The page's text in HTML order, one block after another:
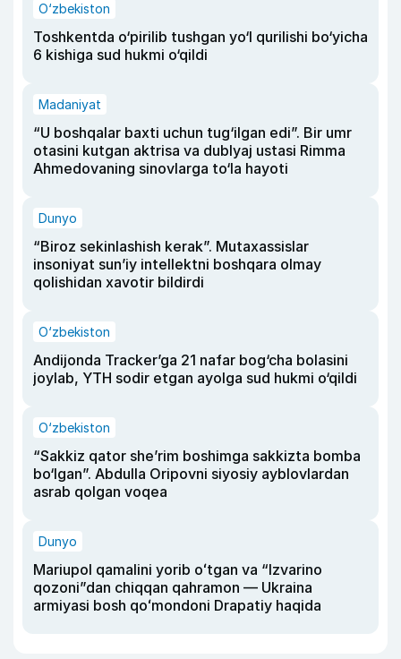
O‘zbekiston
Toshkentda o‘pirilib tushgan yo‘l qurilishi bo‘yicha
6 kishiga sud hukmi o‘qildi
Madaniyat
“U boshqalar baxti uchun tug‘ilgan edi”. Bir umr
otasini kutgan aktrisa va dublyaj ustasi Rimma
Ahmedovaning sinovlarga to‘la hayoti
Dunyo
“Biroz sekinlashish kerak”. Mutaxassislar
insoniyat sun’iy intellektni boshqara olmay
qolishidan xavotir bildirdi
O‘zbekiston
Andijonda Tracker’ga 21 nafar bog‘cha bolasini
joylab, YTH sodir etgan ayolga sud hukmi o‘qildi
O‘zbekiston
“Sakkiz qator she’rim boshimga sakkizta bomba
bo‘lgan”. Abdulla Oripovni siyosiy ayblovlardan
asrab qolgan voqea
Dunyo
Mariupol qamalini yorib oʻtgan va “Izvarino
qozoni”dan chiqqan qahramon — Ukraina
armiyasi bosh qoʻmondoni Drapatiy haqida